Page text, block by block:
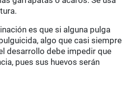
es que si alguna pulga
algo que casi siempre
desarrollo debe impedir que
pues sus huevos serán